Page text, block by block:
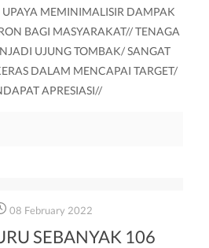
MEMINIMALISIR DAMPAK
BAGI MASYARAKAT// TENAGA
UJUNG TOMBAK/ SANGAT
DALAM MENCAPAI TARGET/
APRESIASI//
08 February 2022
SEBANYAK 106